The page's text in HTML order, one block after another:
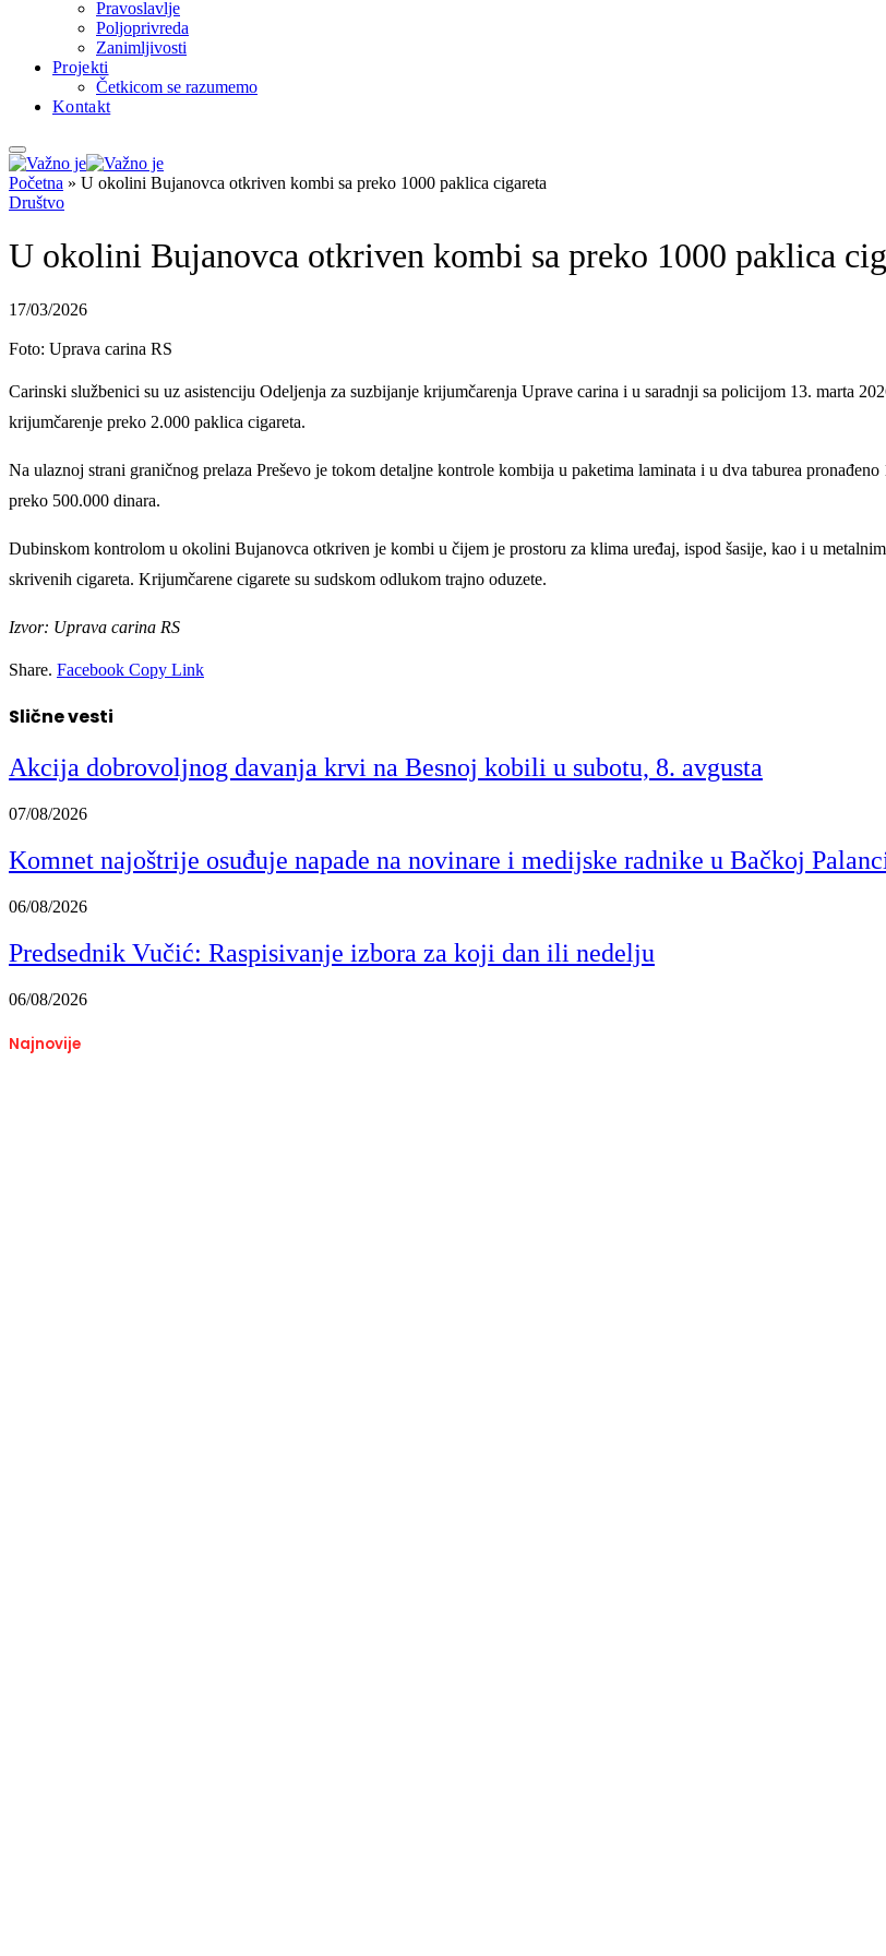
Pravoslavlje
Poljoprivreda
Zanimljivosti
Projekti
Četkicom se razumemo
Kontakt
Početna » U okolini Bujanovca otkriven kombi sa preko 1000 paklica cigareta
Društvo
U okolini Bujanovca otkriven kombi sa preko 1000 paklica
17/03/2026
Foto: Uprava carina RS
Carinski službenici su uz asistenciju Odeljenja za suzbijanje krijumčarenja Uprave carina i u saradnji sa policijom 13. marta
krijumčarenje preko 2.000 paklica cigareta.
Na ulaznoj strani graničnog prelaza Preševo je tokom detaljne kontrole kombija u paketima laminata i u dva taburea
preko 500.000 dinara.
Dubinskom kontrolom u okolini Bujanovca otkriven je kombi u čijem je prostoru za klima uređaj, ispod šasije, kao i u
skrivenih cigareta. Krijumčarene cigarete su sudskom odlukom trajno oduzete.
Izvor: Uprava carina RS
Share. Facebook Copy Link
Slične vesti
Akcija dobrovoljnog davanja krvi na Besnoj kobili u subotu, 8. avgusta
07/08/2026
Komnet najoštrije osuđuje napade na novinare i medijske radnike u Bačkoj
06/08/2026
Predsednik Vučić: Raspisivanje izbora za koji dan ili nedelju
06/08/2026
Najnovije